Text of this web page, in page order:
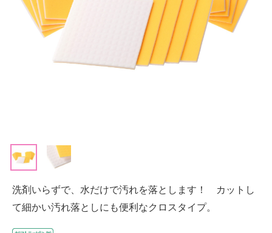
洗剤いらずで、水だけで汚れを落とします！ カットし
て細かい汚れ落としにも便利なクロスタイプ。